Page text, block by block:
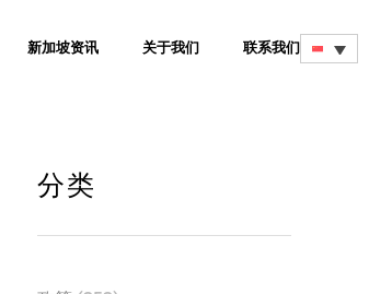
新加坡资讯 关于我们 联系我们
分类